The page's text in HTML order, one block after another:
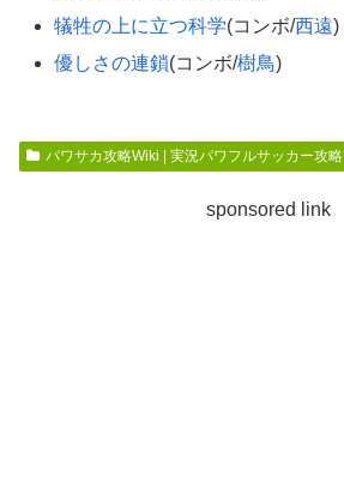
犠牲の上に立つ科学(コンボ/西遠)
優しさの連鎖(コンボ/樹鳥)
パワサカ攻略Wiki | 実況パワフルサッカー攻略
sponsored link